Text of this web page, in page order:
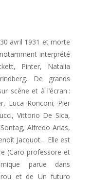
avril 1931 et morte
interprété
Pinter, Natalia
De grands
scène et à l’écran :
Luca Ronconi, Pier
Vittorio De Sica,
Alfredo Arias,
Jacquot… Elle est
(Caro professore et
parue dans
et de Un futuro